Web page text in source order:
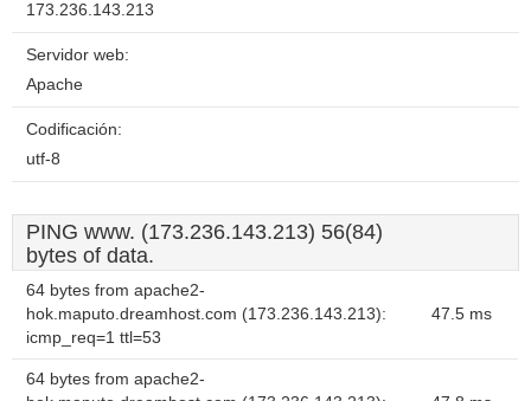
173.236.143.213
Servidor web:
Apache
Codificación:
utf-8
PING www. (173.236.143.213) 56(84)
bytes of data.
64 bytes from apache2-
hok.maputo.dreamhost.com (173.236.143.213):
icmp_req=1 ttl=53
47.5 ms
64 bytes from apache2-